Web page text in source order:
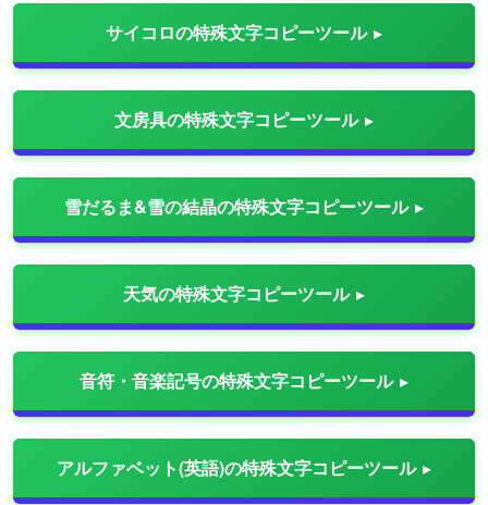
サイコロの特殊文字コピーツール
文房具の特殊文字コピーツール
雪だるま&雪の結晶の特殊文字コピーツール
天気の特殊文字コピーツール
音符・音楽記号の特殊文字コピーツール
アルファベット(英語)の特殊文字コピーツール